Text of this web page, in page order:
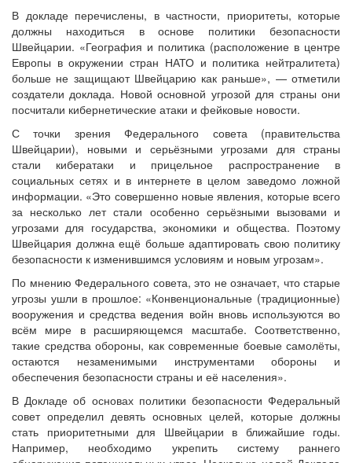
В докладе перечислены, в частности, приоритеты, которые
должны находиться в основе политики безопасности
Швейцарии. «География и политика (расположение в центре
Европы в окружении стран НАТО и политика нейтралитета)
больше не защищают Швейцарию как раньше», — отметили
создатели доклада. Новой основной угрозой для страны они
посчитали кибернетические атаки и фейковые новости.
С точки зрения Федерального совета (правительства
Швейцарии), новыми и серьёзными угрозами для страны
стали кибератаки и прицельное распространение в
социальных сетях и в интернете в целом заведомо ложной
информации. «Это совершенно новые явления, которые всего
за несколько лет стали особенно серьёзными вызовами и
угрозами для государства, экономики и общества. Поэтому
Швейцария должна ещё больше адаптировать свою политику
безопасности к изменившимся условиям и новым угрозам».
По мнению Федерального совета, это не означает, что старые
угрозы ушли в прошлое: «Конвенциональные (традиционные)
вооружения и средства ведения войн вновь используются во
всём мире в расширяющемся масштабе. Соответственно,
такие средства обороны, как современные боевые самолёты,
остаются незаменимыми инструментами обороны и
обеспечения безопасности страны и её населения».
В Докладе об основах политики безопасности Федеральный
совет определил девять основных целей, которые должны
стать приоритетными для Швейцарии в ближайшие годы.
Например, необходимо укрепить систему раннего